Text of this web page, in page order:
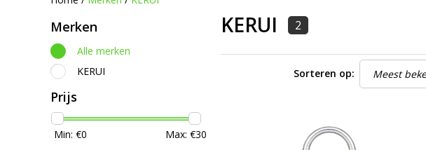
Merken
Alle merken
KERUI
Prijs
Min: €0 Max: €30
KERUI 2
Sorteren op: